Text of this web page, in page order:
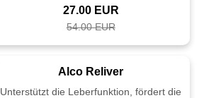
27.00 EUR
54.00 EUR
Alco Reliver
Unterstützt die Leberfunktion, fördert die